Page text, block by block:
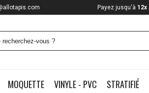
MOQUETTE VINYLE - PVC STRATIFIÉ
Payez jusqu'à 12x